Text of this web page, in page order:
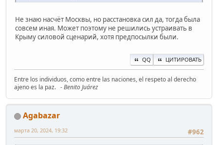
Не знаю насчёт Москвы, но расстановка сил да, тогда была
совсем иная. Может поэтому не решились устраивать в
Крыму силовой сценарий, хотя предпосылки были.
QQ ЦИТИРОВАТЬ
Entre los individuos, como entre las naciones, el respeto al derecho
ajeno es la paz. - Benito Juárez
Agabazar
#962
марта 20, 2024, 19:32